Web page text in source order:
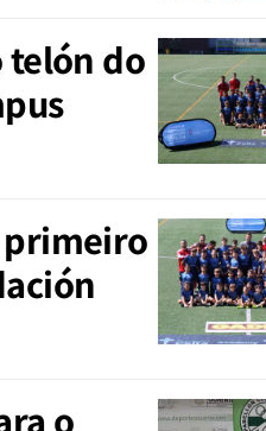
telón do
primeiro
o